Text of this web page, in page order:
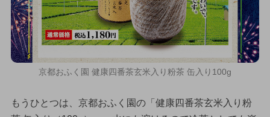
京都おふく園 健康四番茶玄米入り粉茶 缶入り100g
もうひとつは、京都おふく園の「健康四番茶玄米入り粉